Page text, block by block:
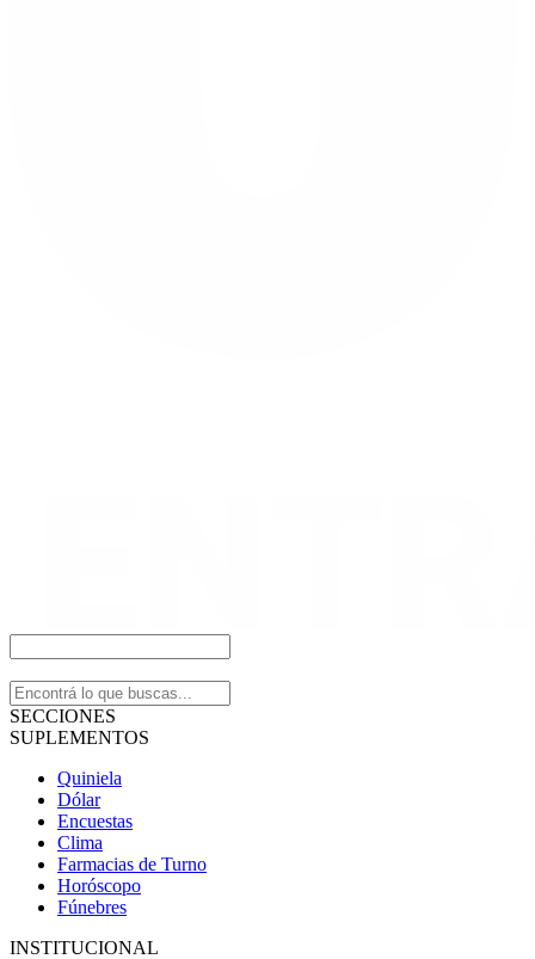
SECCIONES
SUPLEMENTOS
Quiniela
Dólar
Encuestas
Clima
Farmacias de Turno
Horóscopo
Fúnebres
INSTITUCIONAL